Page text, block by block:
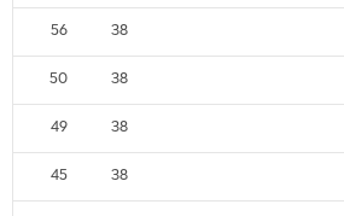
38
56
38
50
38
49
38
45